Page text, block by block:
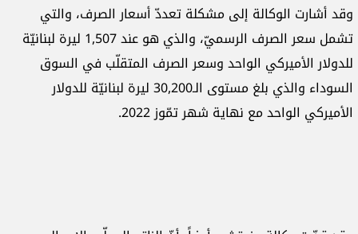
وقد أشارت الوكالة إلى مشكلة تعددّ أسعار الصرف، والتي
تشمل سعر الصرف الرسميّ، والذي هو عند 1,507 ليرة لبنانيّة
للدولار الأميركي الواحد وسعر الصرف المتقلّب في السوق
السوداء والذي بلغ مستوى الـ30,200 ليرة لبنانيّة للدولار
الأميركي الواحد مع نهاية شهر تمّوز 2022.